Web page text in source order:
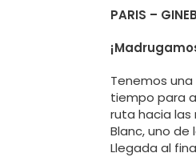
PARIS –
Tenemos
tiempo para
ruta hacia las
Blanc, uno de
Llegada al